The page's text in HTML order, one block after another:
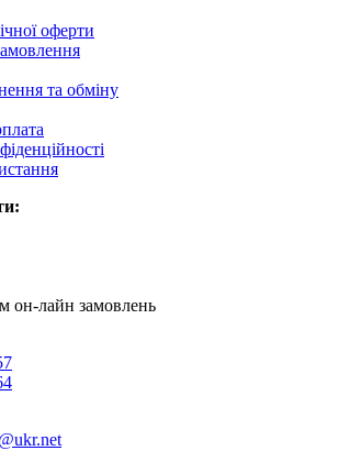
оферти
та обміну
он-лайн замовлень